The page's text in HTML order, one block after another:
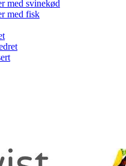
med svinekød
med fisk